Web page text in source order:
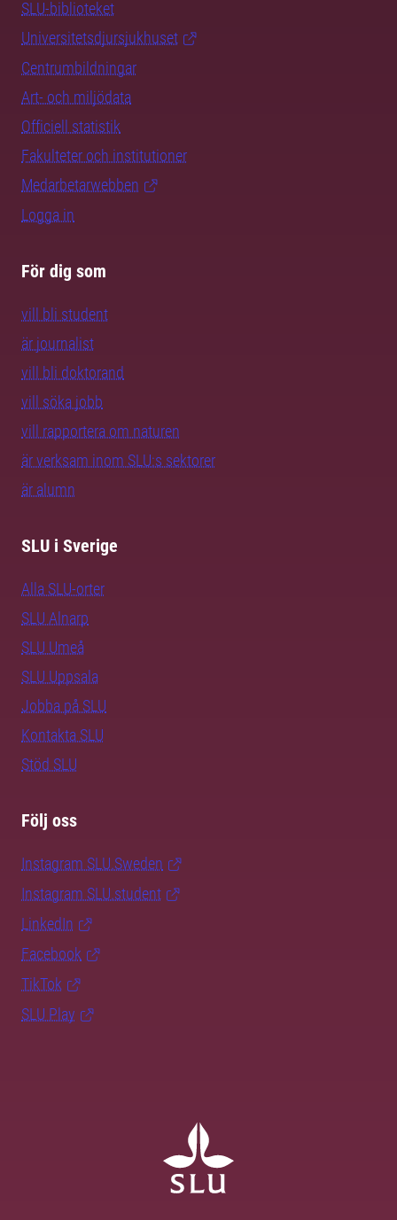
SLU-biblioteket
Universitetsdjursjukhuset
Centrumbildningar
Art- och miljödata
Officiell statistik
Fakulteter och institutioner
Medarbetarwebben
Logga in
För dig som
vill bli student
är journalist
vill bli doktorand
vill söka jobb
vill rapportera om naturen
är verksam inom SLU:s sektorer
är alumn
SLU i Sverige
Alla SLU-orter
SLU Alnarp
SLU Umeå
SLU Uppsala
Jobba på SLU
Kontakta SLU
Stöd SLU
Följ oss
Instagram SLU.Sweden
Instagram SLU.student
LinkedIn
Facebook
TikTok
SLU Play